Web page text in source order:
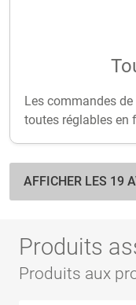
Les commandes
toutes réglables en
AFFICHER LES 19
Produits
Produits aux